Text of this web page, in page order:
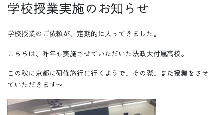
学校授業実施のお知らせ
学校授業のご依頼が、定期的に入ってきました。
こちらは、昨年も実施させていただいた法政大付属高校。
この秋に京都に研修旅行に行くようで、その際、また授業をさせ
ていただきます～